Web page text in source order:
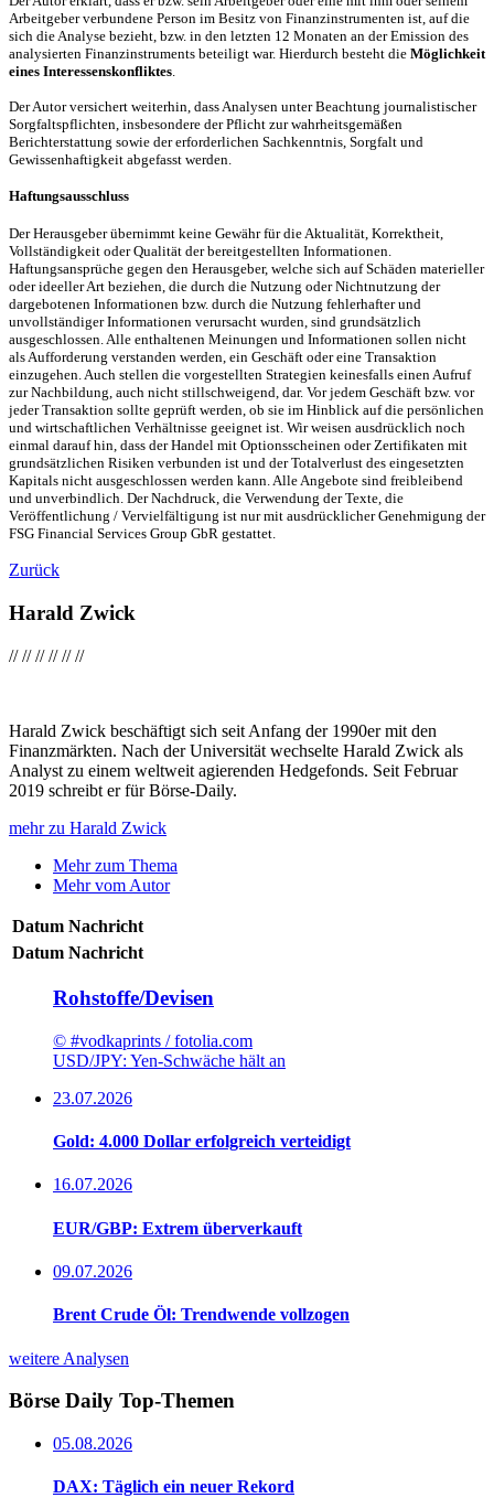
Arbeitgeber verbundene Person im Besitz von Finanzinstrumenten ist, auf die
sich die Analyse bezieht, bzw. in den letzten 12 Monaten an der Emission des
analysierten Finanzinstruments beteiligt war. Hierdurch besteht die Möglichkeit
eines Interessenskonfliktes
Der Autor versichert weiterhin, dass Analysen unter Beachtung journalistischer
Sorgfaltspflichten, insbesondere der Pflicht zur wahrheitsgemäßen
Berichterstattung sowie der erforderlichen Sachkenntnis, Sorgfalt und
Gewissenhaftigkeit abgefasst werden.
Haftungsausschluss
Der Herausgeber übernimmt keine Gewähr für die Aktualität, Korrektheit,
Vollständigkeit oder Qualität der bereitgestellten Informationen.
Haftungsansprüche gegen den Herausgeber, welche sich auf Schäden materieller
oder ideeller Art beziehen, die durch die Nutzung oder Nichtnutzung der
dargebotenen Informationen bzw. durch die Nutzung fehlerhafter und
unvollständiger Informationen verursacht wurden, sind grundsätzlich
ausgeschlossen. Alle enthaltenen Meinungen und Informationen sollen nicht
als Aufforderung verstanden werden, ein Geschäft oder eine Transaktion
einzugehen. Auch stellen die vorgestellten Strategien keinesfalls einen Aufruf
zur Nachbildung, auch nicht stillschweigend, dar. Vor jedem Geschäft bzw. vor
jeder Transaktion sollte geprüft werden, ob sie im Hinblick auf die persönlichen
und wirtschaftlichen Verhältnisse geeignet ist. Wir weisen ausdrücklich noch
einmal darauf hin, dass der Handel mit Optionsscheinen oder Zertifikaten mit
grundsätzlichen Risiken verbunden ist und der Totalverlust des eingesetzten
Kapitals nicht ausgeschlossen werden kann. Alle Angebote sind freibleibend
und unverbindlich. Der Nachdruck, die Verwendung der Texte, die
Veröffentlichung / Vervielfältigung ist nur mit ausdrücklicher Genehmigung der
FSG Financial Services Group GbR gestattet.
Zurück
Harald Zwick
////////////
Harald Zwick beschäftigt sich seit Anfang der 1990er mit den
Finanzmärkten. Nach der Universität wechselte Harald Zwick als
Analyst zu einem weltweit agierenden Hedgefonds. Seit Februar
2019 schreibt er für Börse-Daily.
mehr zu Harald Zwick
Mehr zum Thema
Mehr vom Autor
Datum Nachricht
Datum Nachricht
Rohstoffe/Devisen
© #vodkaprints / fotolia.com
USD/JPY: Yen-Schwäche hält an
23.07.2026
Gold: 4.000 Dollar erfolgreich verteidigt
16.07.2026
EUR/GBP: Extrem überverkauft
09.07.2026
Brent Crude Öl: Trendwende vollzogen
weitere Analysen
Börse Daily Top-Themen
05.08.2026
DAX: Täglich ein neuer Rekord